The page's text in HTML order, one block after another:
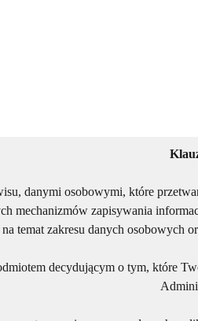
danymi osobowymi, które
mechanizmów zapisywania
temat zakresu danych osobowych
decydującym o tym, które